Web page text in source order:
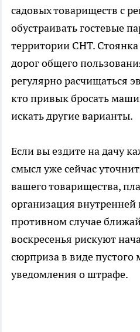
садовых товариществ с
обустраивать гостевые
территории СНТ.
дорог общего
регулярно расчищаться
кто привык бросать
искать другие варианты.
Если вы ездите на дачу
смысл уже сейчас
вашего товарищества,
организация внутренней
противном случае
воскресенья рискуют
сюрприза в виде пустого
уведомления о штрафе.